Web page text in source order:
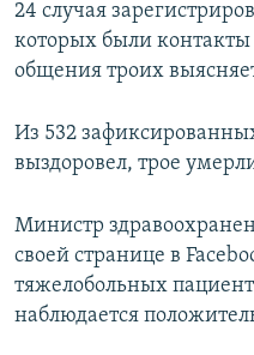
24 случая
которых были
общения троих
Из 532
выздоровел, трое
Министр
своей странице в
тяжелобольных
наблюдается